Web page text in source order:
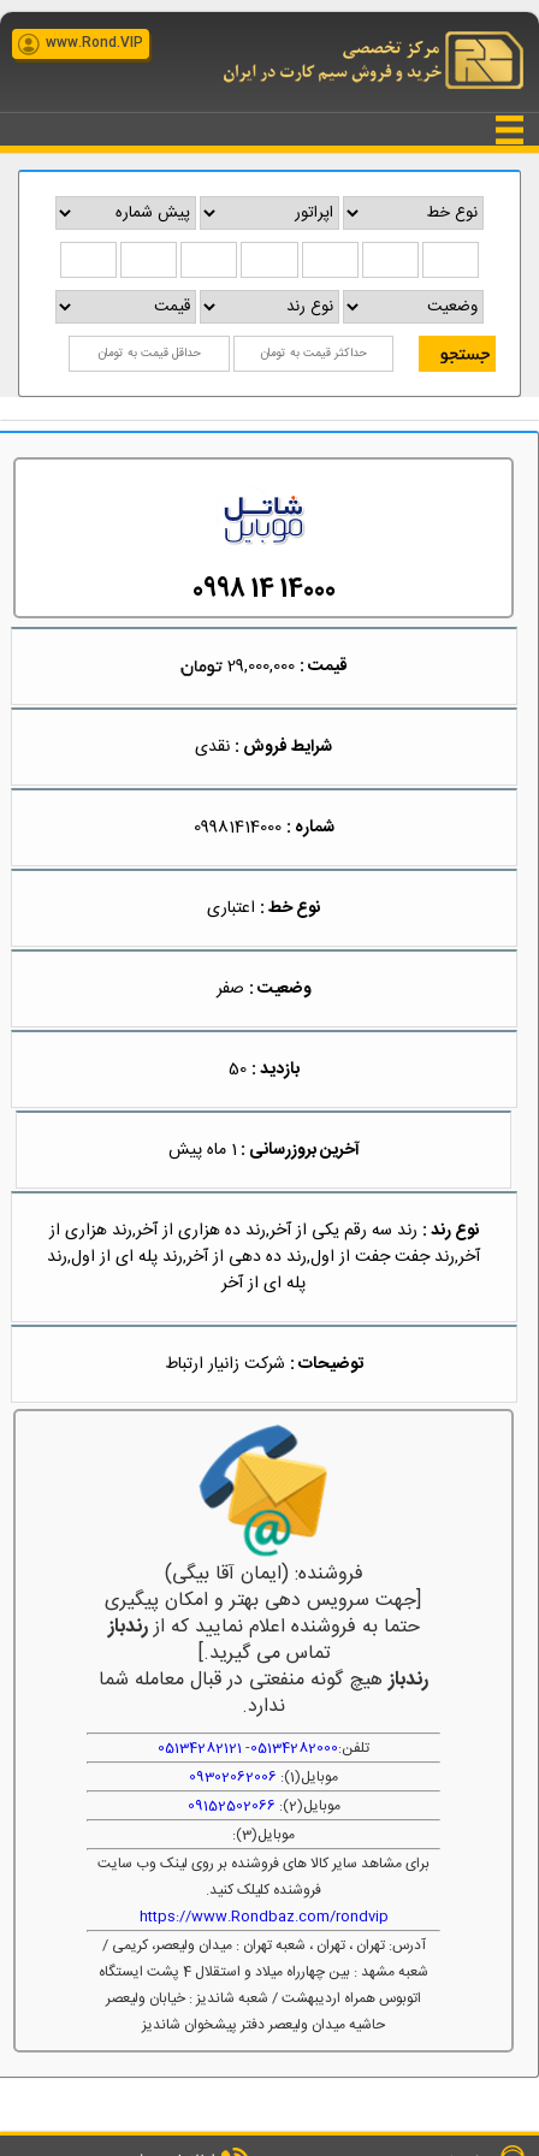
www.Rond.VIP
0998 14 14000
قیمت : 29,000,000
شرایط فروش : نقدی
شماره : 09981414000
نوع خط : اعتباری
وضعیت : صفر
بازدید : 50
آخرین بروزرسانی : 1 ماه پیش
نوع رند : رند سه رقم یکی از آخر,رند ده هزاری از آخر,رند هزاری از
آخر,رند جفت جفت از اول,رند ده دهی از آخر,رند پله ای از اول,رند
پله ای از آخر
توضیحات : شرکت زانیار ارتباط
فروشنده: (ایمان آقا بیگی)
[جهت سرویس دهی بهتر و امکان پیگیری
حتما به فروشنده اعلام نمایید که ازرندباز
تماس می گیرید.]
رندبازهیچ گونه منفعتی در قبال معامله شما
ندارد.
تلفن:05134282000
-
05134282121
موبایل(1):
09302062006
موبایل(2):
09152502066
موبایل(3):
برای مشاهد سایر کالا های فروشنده بر روی لینک وب سایت
فروشنده کلیلک کنید.
https://www.Rondbaz.com/rondvip
آدرس: تهران ، تهران ، شعبه تهران : میدان ولیعصر، کریمی /
شعبه مشهد : بین چهارراه میلاد و استقلال 4 پشت ایستگاه
اتوبوس همراه اردیبهشت / شعبه شاندیز : خیابان ولیعصر
حاشیه میدان ولیعصر دفتر پیشخوان شاندیز